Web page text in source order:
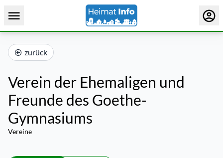
zurück
Verein der Ehemaligen und
Freunde des Goethe-
Gymnasiums
Vereine